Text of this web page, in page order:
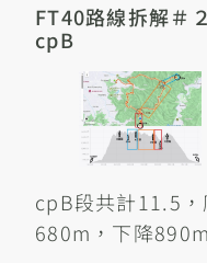
FT40路線拆解＃
cpB
cpB段共計11.5，
680m，下降890m